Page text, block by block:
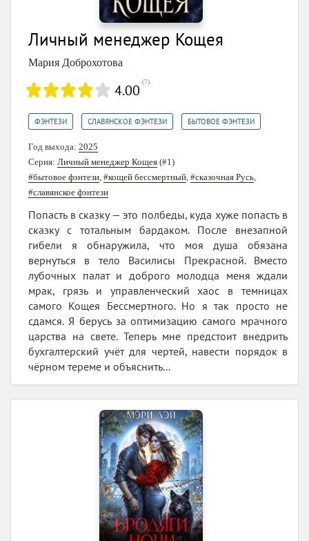
Личный менеджер Кощея
Мария Доброхотова
4.00 (7)
ФЭНТЕЗИ СЛАВЯНСКОЕ ФЭНТЕЗИ БЫТОВОЕ ФЭНТЕЗИ
Год выхода: 2025
Серия: Личный менеджер Кощея (#1)
#бытовое фэнтези, #кощей бессмертный, #сказочная Русь,
#славянское фэнтези
Попасть в сказку — это полбеды, куда хуже попасть в
сказку с тотальным бардаком. После внезапной
гибели я обнаружила, что моя душа обязана
вернуться в тело Василисы Прекрасной. Вместо
лубочных палат и доброго молодца меня ждали
мрак, грязь и управленческий хаос в темницах
самого Кощея Бессмертного. Но я так просто не
сдамся. Я берусь за оптимизацию самого мрачного
царства на свете. Теперь мне предстоит внедрить
бухгалтерский учёт для чертей, навести порядок в
чёрном тереме и объяснить...